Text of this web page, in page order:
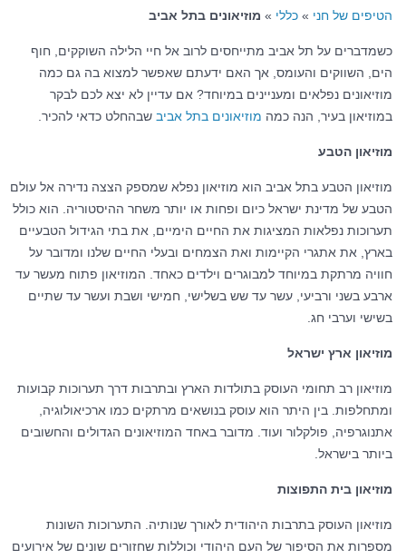
הטיפים של חני » כללי » מוזיאונים בתל אביב
כשמדברים על תל אביב מתייחסים לרוב אל חיי הלילה השוקקים, חוף
הים, השווקים והעומס, אך האם ידעתם שאפשר למצוא בה גם כמה
מוזיאונים נפלאים ומעניינים במיוחד? אם עדיין לא יצא לכם לבקר
במוזיאון בעיר, הנה כמה מוזיאונים בתל אביב שבהחלט כדאי להכיר.
מוזיאון הטבע
מוזיאון הטבע בתל אביב הוא מוזיאון נפלא שמספק הצצה נדירה אל עולם
הטבע של מדינת ישראל כיום ופחות או יותר משחר ההיסטוריה. הוא כולל
תערוכות נפלאות המציגות את החיים הימיים, את בתי הגידול הטבעיים
בארץ, את אתגרי הקיימות ואת הצמחים ובעלי החיים שלנו ומדובר על
חוויה מרתקת במיוחד למבוגרים וילדים כאחד. המוזיאון פתוח מעשר עד
ארבע בשני ורביעי, עשר עד שש בשלישי, חמישי ושבת ועשר עד שתיים
בשישי וערבי חג.
מוזיאון ארץ ישראל
מוזיאון רב תחומי העוסק בתולדות הארץ ובתרבות דרך תערוכות קבועות
ומתחלפות. בין היתר הוא עוסק בנושאים מרתקים כמו ארכיאולוגיה,
אתנוגרפיה, פולקלור ועוד. מדובר באחד המוזיאונים הגדולים והחשובים
ביותר בישראל.
מוזיאון בית התפוצות
מוזיאון העוסק בתרבות היהודית לאורך שנותיה. התערוכות השונות
מספרות את הסיפור של העם היהודי וכוללות שחזורים שונים של אירועים